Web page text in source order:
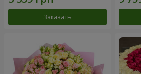
Заказать